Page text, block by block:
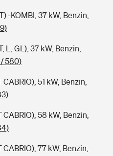
-KOMBI, 37 kW, Benzin,
L, GL), 37 kW, Benzin,
580)
51 kW, Benzin,
58 kW, Benzin,
77 kW, Benzin,